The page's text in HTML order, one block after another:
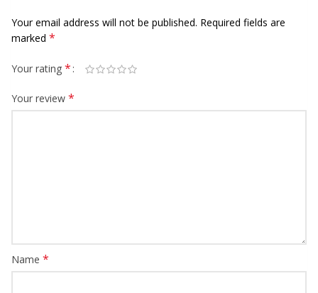
Your email address will not be published. Required fields are
marked *
Your rating *
Your review *
Name *